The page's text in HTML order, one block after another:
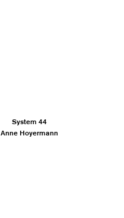
System 44
Anne Hoyermann